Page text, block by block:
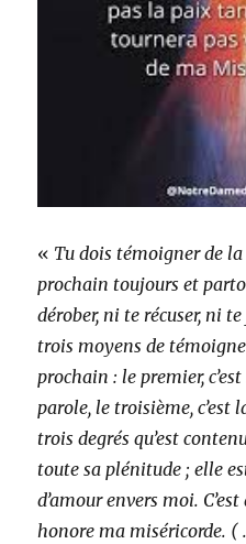
« Tu dois témoigner de
prochain toujours et
dérober, ni te récuser, ni
trois moyens de
prochain : le premier, c’est
parole, le troisième, c’est
trois degrés qu’est
toute sa plénitude ; elle
d’amour envers moi.
honore ma miséricorde.